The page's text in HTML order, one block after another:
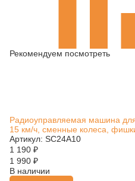
Рекомендуем посмотреть
Радиоуправляемая машина
15 км/ч, сменные колеса,
Артикул: SC24A10
1 190 ₽
1 990 ₽
В наличии